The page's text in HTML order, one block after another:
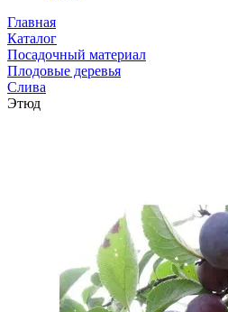
Главная
Каталог
Посадочный материал
Плодовые деревья
Слива
Этюд